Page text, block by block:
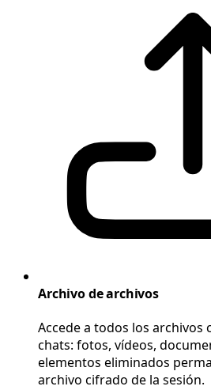
Archivo de archivos
Accede a todos los archivos
chats: fotos, vídeos,
elementos eliminados
archivo cifrado de la sesión.